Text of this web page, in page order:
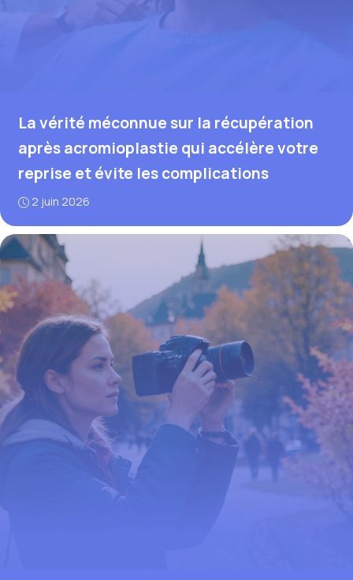
La vérité méconnue sur la récupération
après acromioplastie qui accélère votre
reprise et évite les complications
2 juin 2026